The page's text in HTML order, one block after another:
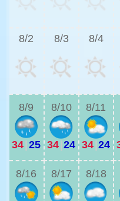
8/2 8/3 8/4
8/9
34|25
8/10
34|24
8/11
34|24
8/16 8/17 8/18